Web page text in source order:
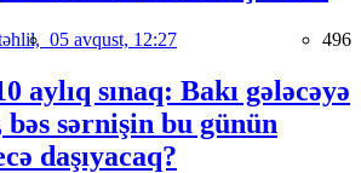
05 avqust, 12:27 496
aylıq sınaq: Bakı gələcəyə
bəs sərnişin bu günün
daşıyacaq?